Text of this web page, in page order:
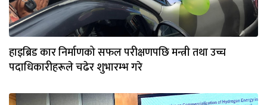
हाइब्रिड कार निर्माणको सफल परीक्षणपछि मन्त्री तथा उच्च
पदाधिकारीहरूले चढेर शुभारम्भ गरे